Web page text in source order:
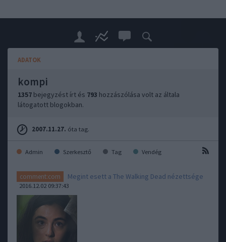
ADATOK
kompi
1357 bejegyzést írt és 793 hozzászólása volt az általa
látogatott blogokban.
2007.11.27. óta tag.
Admin Szerkesztő Tag Vendég
comment:com Megint esett a The Walking Dead nézettsége
2016.12.02 09:37:43